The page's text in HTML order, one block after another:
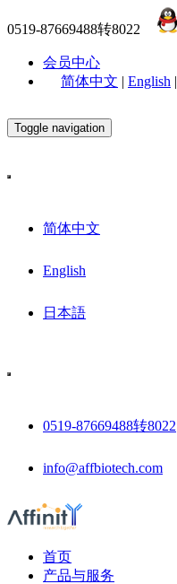
0519-87669488转8022
会员中心
简体中文 | English |
Toggle navigation
简体中文
English
日本語
0519-87669488转8022
info@affbiotech.com
首页
产品与服务